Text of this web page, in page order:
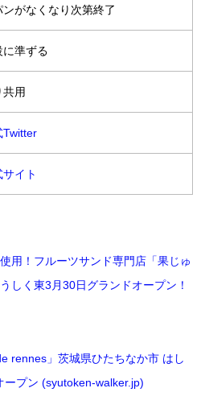
がなくなり次第終了
に準ずる
共用
Twitter
イト
用！フルーツサンド専門店「果じゅ
しく東3月30日グランドオープン！
rennes」茨城県ひたちなか市 はし
プン (syutoken-walker.jp)